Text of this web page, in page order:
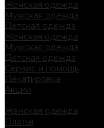
Женская одежда
Мужская одежда
Детская одежда
Женская одежда
Мужская одежда
Детская одежда
Сервис и помощь
Декатировка
Акции
...
Женская одежда
Платья